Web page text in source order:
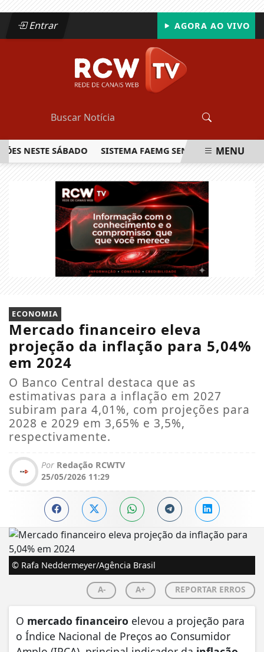
Entrar AGORA AO VIVO
SÁBADO SISTEMA FAEMG SENAR LANÇA O PRIMEIRO
MENU
ECONOMIA
Mercado financeiro eleva
projeção da inflação para 5,04%
em 2024
O Banco Central destaca que as
estimativas para a inflação em 2027
subiram para 4,01%, com projeções para
2028 e 2029 em 3,65% e 3,5%,
respectivamente.
Por Redação RCWTV
25/05/2026 11:29
© Rafa Neddermeyer/Agência Brasil
A- A+ REPORTAR ERROS
O mercado financeiro elevou a projeção para
o Índice Nacional de Preços ao Consumidor